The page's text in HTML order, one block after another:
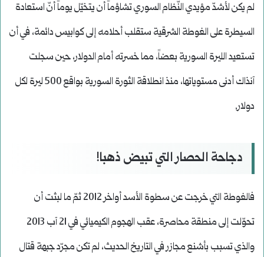
لم يكن لأشدّ مؤيدي النّظام السوري تشاؤماً أن يتخيّل يوماً أنّ استعادة
السيطرة على الغوطة الشرقية ستقلب أحلامه إلى كوابيس دائمة، في أن
تستعيد الليرة السورية بعضاً، مما خسرته أمام الدولار، حين سجلت
آنذاك أدنى مستوياتها، منذ انطلاقة الثورة السورية بواقع 500 ليرة لكل
دولار,
دجاحة الحصار التي تبيض ذهبا!
فالغوطة التي خرجت عن سطوة الأسد أواخر 2012 ثمّ ما لبثت أن
تحوّلت إلى منطقة محاصرة، عقب الهجوم الكيميائي في 21 آب 2013
والذي تسبب بأشنع مجازر في التاريخ الحديث، لم تكن مجرّد جبهة قتال